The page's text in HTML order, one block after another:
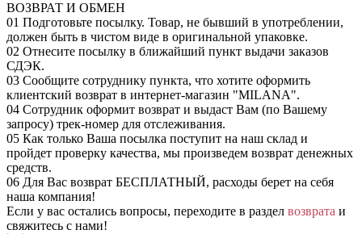
ВОЗВРАТ И ОБМЕН
01 Подготовьте посылку. Товар, не бывший в употреблении,
должен быть в чистом виде в оригинальной упаковке.
02 Отнесите посылку в ближайший пункт выдачи заказов
СДЭК.
03 Сообщите сотруднику пункта, что хотите оформить
клиентский возврат в интернет-магазин "MILANA".
04 Сотрудник оформит возврат и выдаст Вам (по Вашему
запросу) трек-номер для отслеживания.
05 Как только Ваша посылка поступит на наш склад и
пройдет проверку качества, мы произведем возврат денежных
средств.
06 Для Вас возврат БЕСПЛАТНЫЙ, расходы берет на себя
наша компания!
Если у вас остались вопросы, переходите в раздел возврата и
свяжитесь с нами!